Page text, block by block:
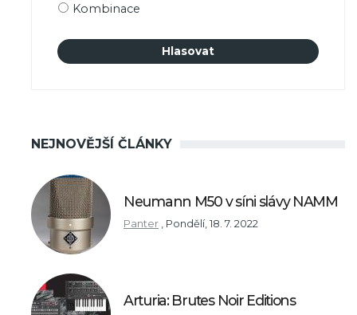
Kombinace
NEJNOVĚJŠÍ ČLÁNKY
Neumann M50 v síni slávy NAMM
Panter Pondělí, 18. 7. 2022
Arturia: Brutes Noir Editions